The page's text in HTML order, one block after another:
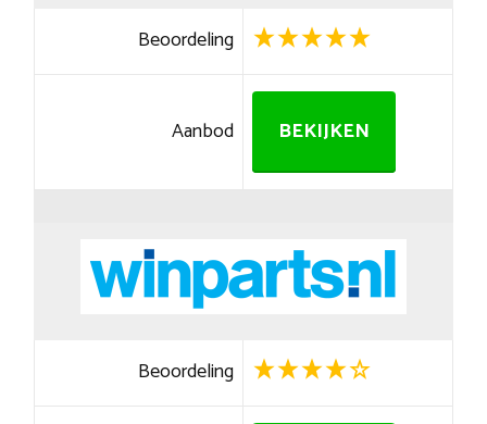
Beoordeling
Aanbod BEKIJKEN
Beoordeling